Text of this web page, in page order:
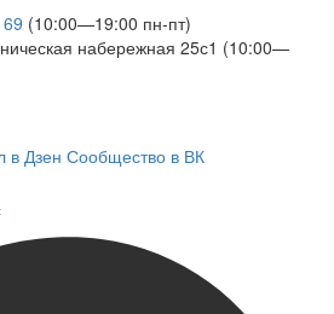
(10:00—19:00 пн-пт)
набережная 25с1 (10:00—
в Дзен Сообщество в ВК